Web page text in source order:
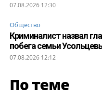
07.08.2026 12:30
Общество
Криминалист назвал
побега семьи
07.08.2026 12:12
По теме